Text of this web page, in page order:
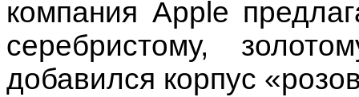
компания Apple
серебристому,
добавился корпус